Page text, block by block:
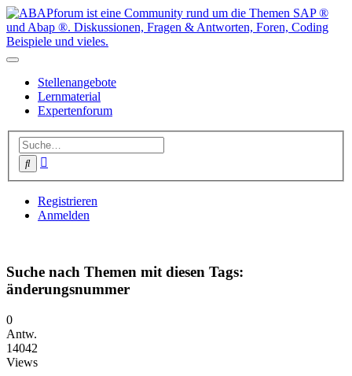
Stellenangebote
Lernmaterial
Expertenforum
Suche
Registrieren
Anmelden
Suche nach Themen mit diesen Tags:
änderungsnummer
0
Antw.
14042
Views